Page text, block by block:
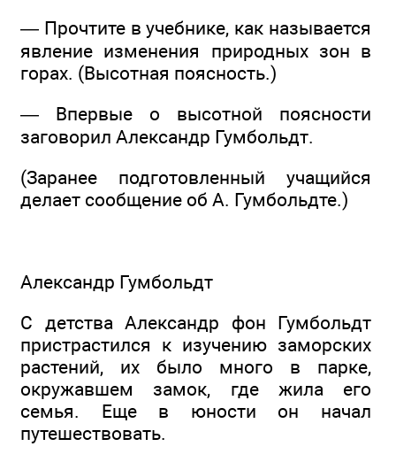
— Прочтите в учебнике, как называется
явление изменения природных зон в
горах. (Высотная поясность.)
— Впервые о высотной поясности
заговорил Александр Гумбольдт.
(Заранее подготовленный учащийся
делает сообщение об А. Гумбольдте.)
Александр Гумбольдт
С детства Александр фон Гумбольдт
пристрастился к изучению заморских
растений, их было много в парке,
окружавшем замок, где жила его
семья. Еще в юности он начал
путешествовать.